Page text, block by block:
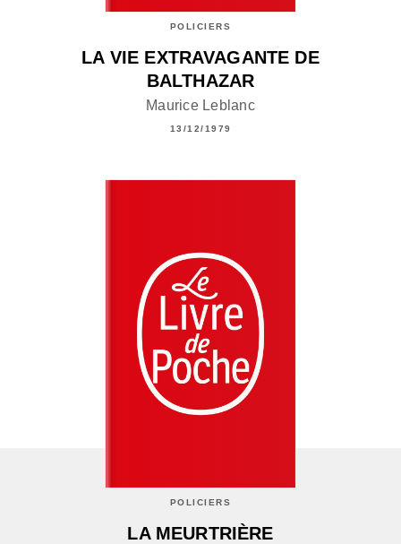
POLICIERS
LA VIE EXTRAVAGANTE DE
BALTHAZAR
Maurice Leblanc
13/12/1979
POLICIERS
LA MEURTRIÈRE